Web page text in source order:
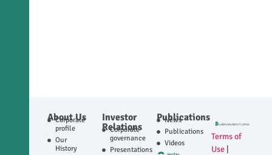
About Us
Corporate
profile
Our
History
Investor
Relations
Corporate
governance
Presentations
Publications
News
Publications
Videos
Terms of
Use